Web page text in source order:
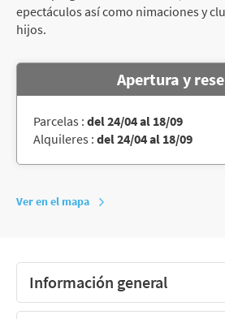
epectáculos así como nimaciones y
hijos.
Apertura y
Parcelas : del 24/04 al 18/09
Alquileres : del 24/04 al 18/09
Ver en el mapa
Información general